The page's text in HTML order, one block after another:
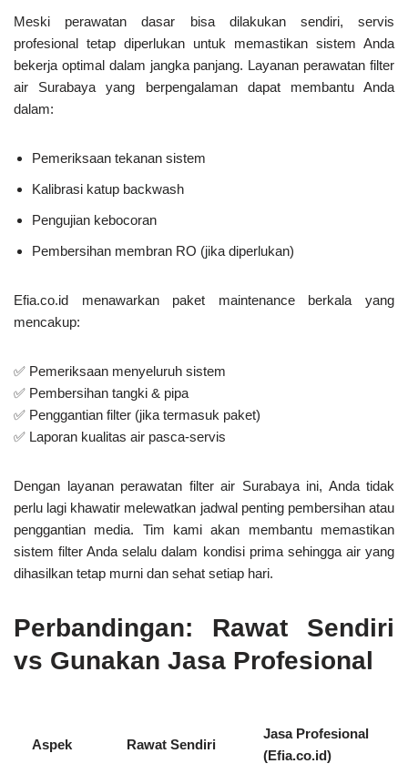
Meski perawatan dasar bisa dilakukan sendiri, servis
profesional tetap diperlukan untuk memastikan sistem Anda
bekerja optimal dalam jangka panjang. Layanan perawatan filter
air Surabaya yang berpengalaman dapat membantu Anda
dalam:
Pemeriksaan tekanan sistem
Kalibrasi katup backwash
Pengujian kebocoran
Pembersihan membran RO (jika diperlukan)
Efia.co.id menawarkan paket maintenance berkala yang
mencakup:
✅ Pemeriksaan menyeluruh sistem
✅ Pembersihan tangki & pipa
✅ Penggantian filter (jika termasuk paket)
✅ Laporan kualitas air pasca-servis
Dengan layanan perawatan filter air Surabaya ini, Anda tidak
perlu lagi khawatir melewatkan jadwal penting pembersihan atau
penggantian media. Tim kami akan membantu memastikan
sistem filter Anda selalu dalam kondisi prima sehingga air yang
dihasilkan tetap murni dan sehat setiap hari.
Perbandingan: Rawat Sendiri
vs Gunakan Jasa Profesional
Aspek Rawat Sendiri
Jasa Profesional
(Efia.co.id)